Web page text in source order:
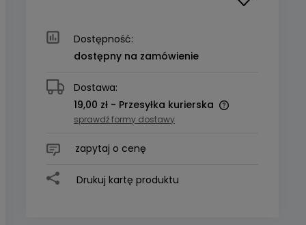
Dostępność:
dostępny na zamówienie
Dostawa:
19,00 zł - Przesyłka kurierska
sprawdź formy dostawy
zapytaj o cenę
Drukuj kartę produktu